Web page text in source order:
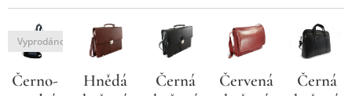
Černo-
Vyprodáno
Hnědá
Černá
Červená
Černá